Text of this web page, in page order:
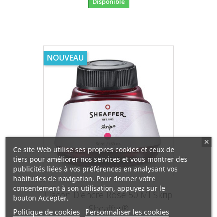
NOUVEAU
Flacon D'encre Rose 50 Ml Skrip
Sheaffer®
Ce site Web utilise ses propres cookies et ceux de
tiers pour améliorer nos services et vous montrer des
publicités liées à vos préférences en analysant vos
habitudes de navigation. Pour donner votre
consentement à son utilisation, appuyez sur le
bouton Accepter.
Politique de cookies Personnaliser les cookies